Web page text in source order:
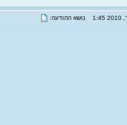
נושא ההודעה: